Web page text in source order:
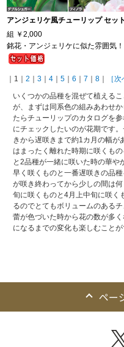
アンジェリケ風チューリップ セット
組 ￥2,000
銘花・アンジェリケに似た雰囲気！
｜1｜2 ｜3 ｜4 ｜5 ｜6 ｜7 ｜8
［
いくつかの品種を混ぜて植える
が、まずは同系色の組みあわせ
たらチューリップのカタログを
にチェックしたいのが花期です
きから遅咲きまで約1カ月の幅
はまったく離れた時期に咲くも
と2品種が一緒に咲いた時の華や
早く咲くものと一番遅咲きの品
が咲き終わってから少しの間は
旬に咲くものと4月上中旬に咲く
るのでとてもボリュームのある
蕾が色づいた時から花の数が多
になるまでの変化も楽しむことが
ペー